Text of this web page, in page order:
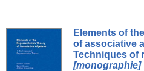
Elements of
of associative
Techniques of
[monographie]